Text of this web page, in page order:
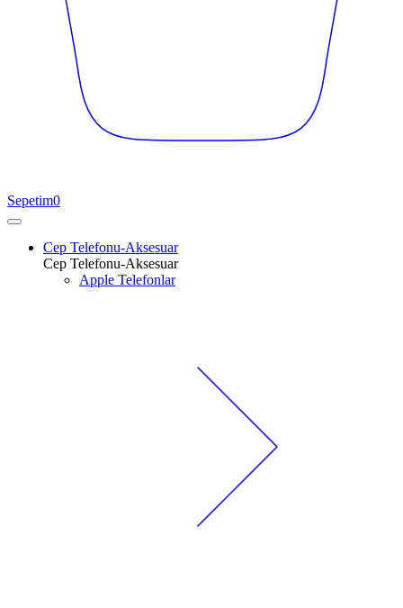
Sepetim0
Cep Telefonu-Aksesuar
Cep Telefonu-Aksesuar
Apple Telefonlar